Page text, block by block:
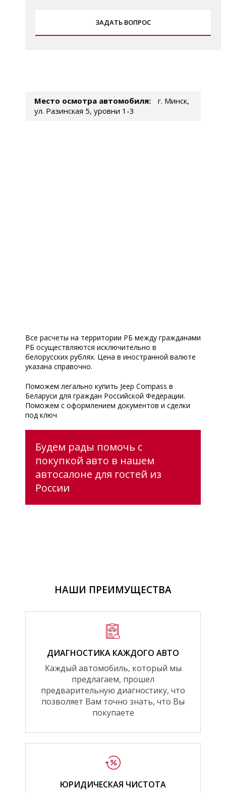
ЗАДАТЬ ВОПРОС
Место осмотра автомобиля:
г. Минск,
ул. Разинская 5, уровни 1-3
Все расчеты на территории РБ между гражданами
РБ осуществляются исключительно в
белорусских рублях. Цена в иностранной валюте
указана справочно.
Поможем легально купить Jeep Compass в
Беларуси для граждан Российской Федерации.
Поможем с оформлением документов и сделки
под ключ
Будем рады помочь с
покупкой авто в нашем
автосалоне для гостей из
России
НАШИ ПРЕИМУЩЕСТВА
ДИАГНОСТИКА КАЖДОГО АВТО
Каждый автомобиль, который мы
предлагаем, прошел
предварительную диагностику, что
позволяет Вам точно знать, что Вы
покупаете
ЮРИДИЧЕСКАЯ ЧИСТОТА